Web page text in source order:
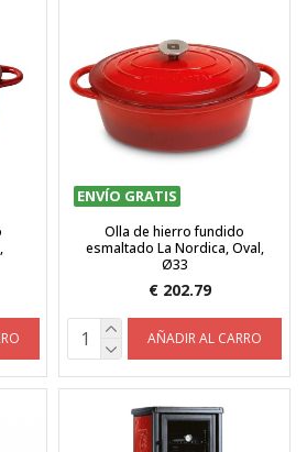
ENVÍO GRATIS
Olla de hierro fundido
esmaltado La Nordica, Oval,
Ø33
€ 202.79
AÑADIR AL CARRO